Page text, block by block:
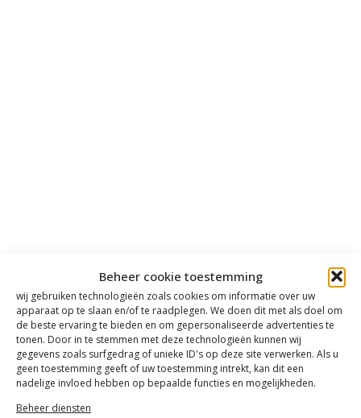
Beheer cookie toestemming
wij gebruiken technologieën zoals cookies om informatie over uw
apparaat op te slaan en/of te raadplegen. We doen dit met als doel om
de beste ervaring te bieden en om gepersonaliseerde advertenties te
tonen. Door in te stemmen met deze technologieën kunnen wij
gegevens zoals surfgedrag of unieke ID's op deze site verwerken. Als u
geen toestemming geeft of uw toestemming intrekt, kan dit een
nadelige invloed hebben op bepaalde functies en mogelijkheden.
Beheer diensten
Contact